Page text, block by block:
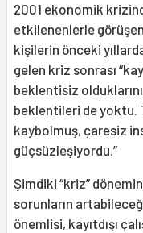
2001 ekonomik
etkilenenlerle
kişilerin önceki
gelen kriz sonrası
beklentisiz
beklentileri de yoktu.
kaybolmuş, çaresiz
güçsüzleşiyordu.”
Şimdiki “kriz”
sorunların
önemlisi, kayıtdışı